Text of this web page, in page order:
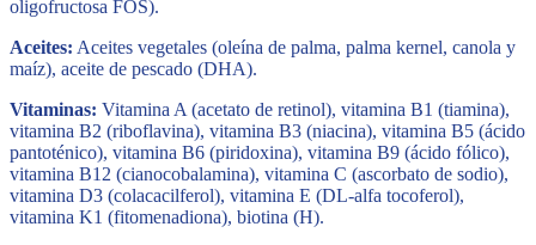
oligofructosa FOS).
Aceites: Aceites vegetales (oleína de palma, palma kernel, canola y
maíz), aceite de pescado (DHA).
Vitaminas: Vitamina A (acetato de retinol), vitamina B1 (tiamina),
vitamina B2 (riboflavina), vitamina B3 (niacina), vitamina B5 (ácido
pantoténico), vitamina B6 (piridoxina), vitamina B9 (ácido fólico),
vitamina B12 (cianocobalamina), vitamina C (ascorbato de sodio),
vitamina D3 (colacacilferol), vitamina E (DL-alfa tocoferol),
vitamina K1 (fitomenadiona), biotina (H).